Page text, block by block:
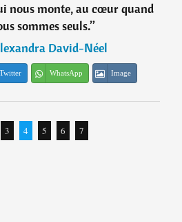
nous monte, au cœur quand
sommes seuls.”
David-Néel
Twitter WhatsApp Image
3 4 5 6 7